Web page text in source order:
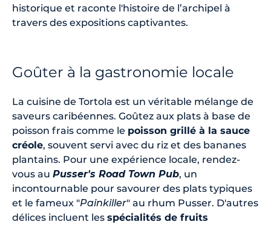
historique et raconte l'histoire de l’archipel à
travers des expositions captivantes.
Goûter à la gastronomie locale
La cuisine de Tortola est un véritable mélange de
saveurs caribéennes. Goûtez aux plats à base de
poisson frais comme le poisson grillé à la sauce
créole, souvent servi avec du riz et des bananes
plantains. Pour une expérience locale, rendez-
vous au Pusser's Road Town Pub, un
incontournable pour savourer des plats typiques
et le fameux "Painkiller" au rhum Pusser. D'autres
délices incluent les spécialités de fruits